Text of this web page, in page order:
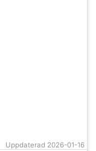
Uppdaterad 2026-01-16